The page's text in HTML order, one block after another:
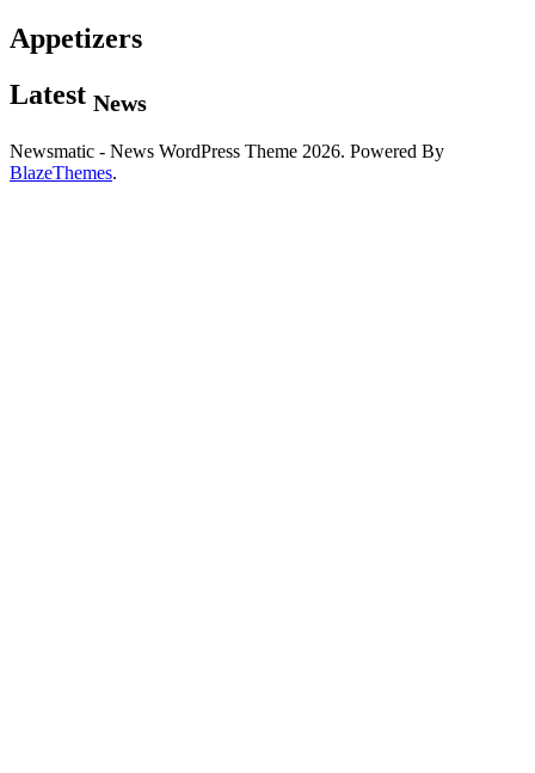
Appetizers
Latest News
Newsmatic - News WordPress Theme 2026. Powered By
BlazeThemes.